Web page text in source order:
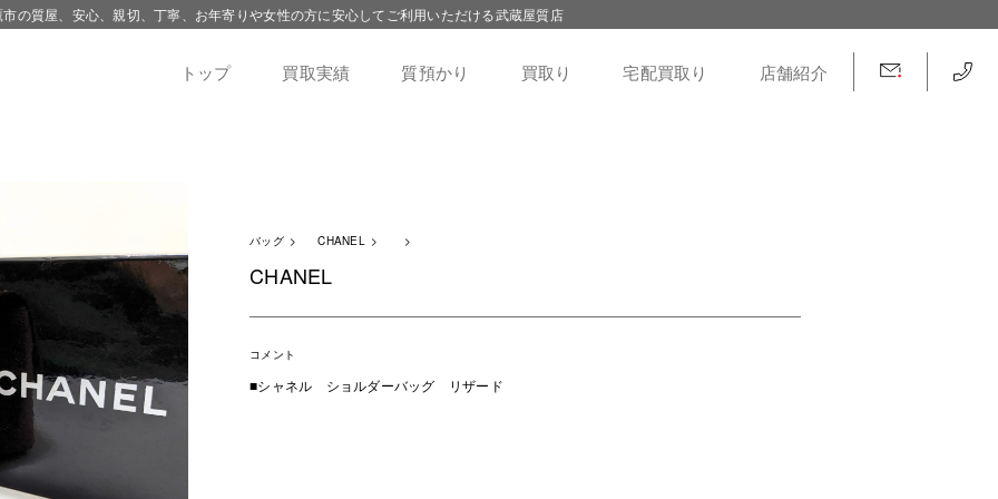
の質屋、安心、親切、丁寧、お年寄りや女性の方に安心してご利用いただける武蔵屋質店
トップ 買取実績 質預かり 買取り 宅配買取り 店舗紹介
バッグ CHANEL
CHANEL
コメント
■シャネル ショルダーバッグ リザード